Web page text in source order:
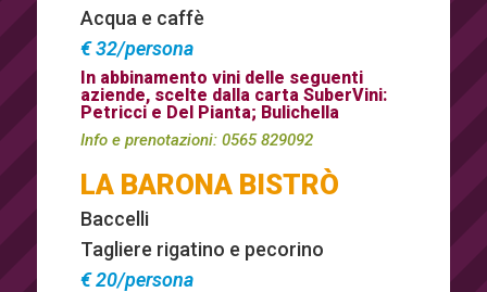
Acqua e caffè
€ 32/persona
In abbinamento vini delle seguenti
aziende, scelte dalla carta SuberVini:
Petricci e Del Pianta; Bulichella
Info e prenotazioni: 0565 829092
LA BARONA BISTRÒ
Baccelli
Tagliere rigatino e pecorino
€ 20/persona